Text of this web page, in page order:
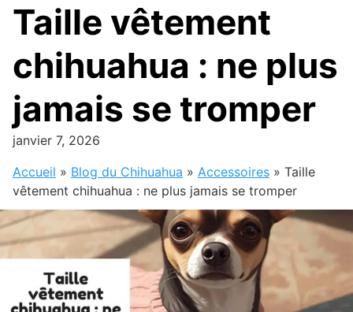
Taille vêtement
chihuahua : ne plus
jamais se tromper
janvier 7, 2026
Accueil » Blog du Chihuahua » Accessoires » Taille
vêtement chihuahua : ne plus jamais se tromper